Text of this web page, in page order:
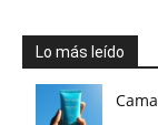
Lo más leído